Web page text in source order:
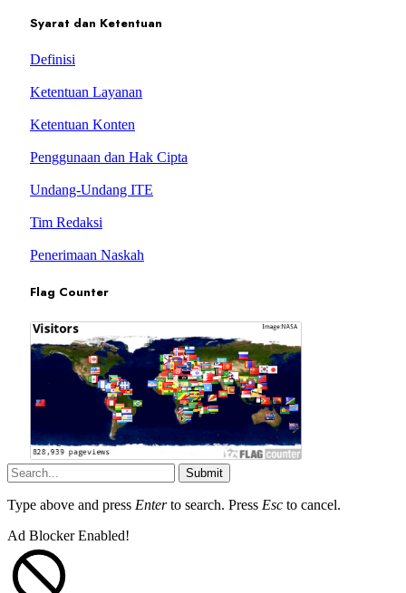
Syarat dan Ketentuan
Definisi
Ketentuan Layanan
Ketentuan Konten
Penggunaan dan Hak Cipta
Undang-Undang ITE
Tim Redaksi
Penerimaan Naskah
Flag Counter
Submit
Type above and press Enterto search. Press Esc to cancel.
Ad Blocker Enabled!